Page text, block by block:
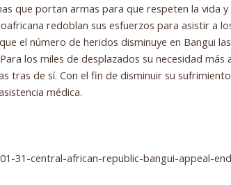
que portan armas para que respeten la vida
redoblan sus esfuerzos para asistir a
el número de heridos disminuye en Bangui
los miles de desplazados su necesidad
de sí. Con el fin de disminuir su
médica.
31-central-african-republic-bangui-appeal-